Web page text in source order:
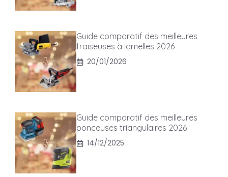
Guide comparatif des meilleures
fraiseuses à lamelles 2026
20/01/2026
Guide comparatif des meilleures
ponceuses triangulaires 2026
14/12/2025